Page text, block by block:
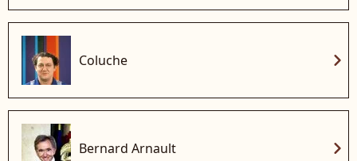
Coluche chevron_right
Bernard Arnault chevron_right